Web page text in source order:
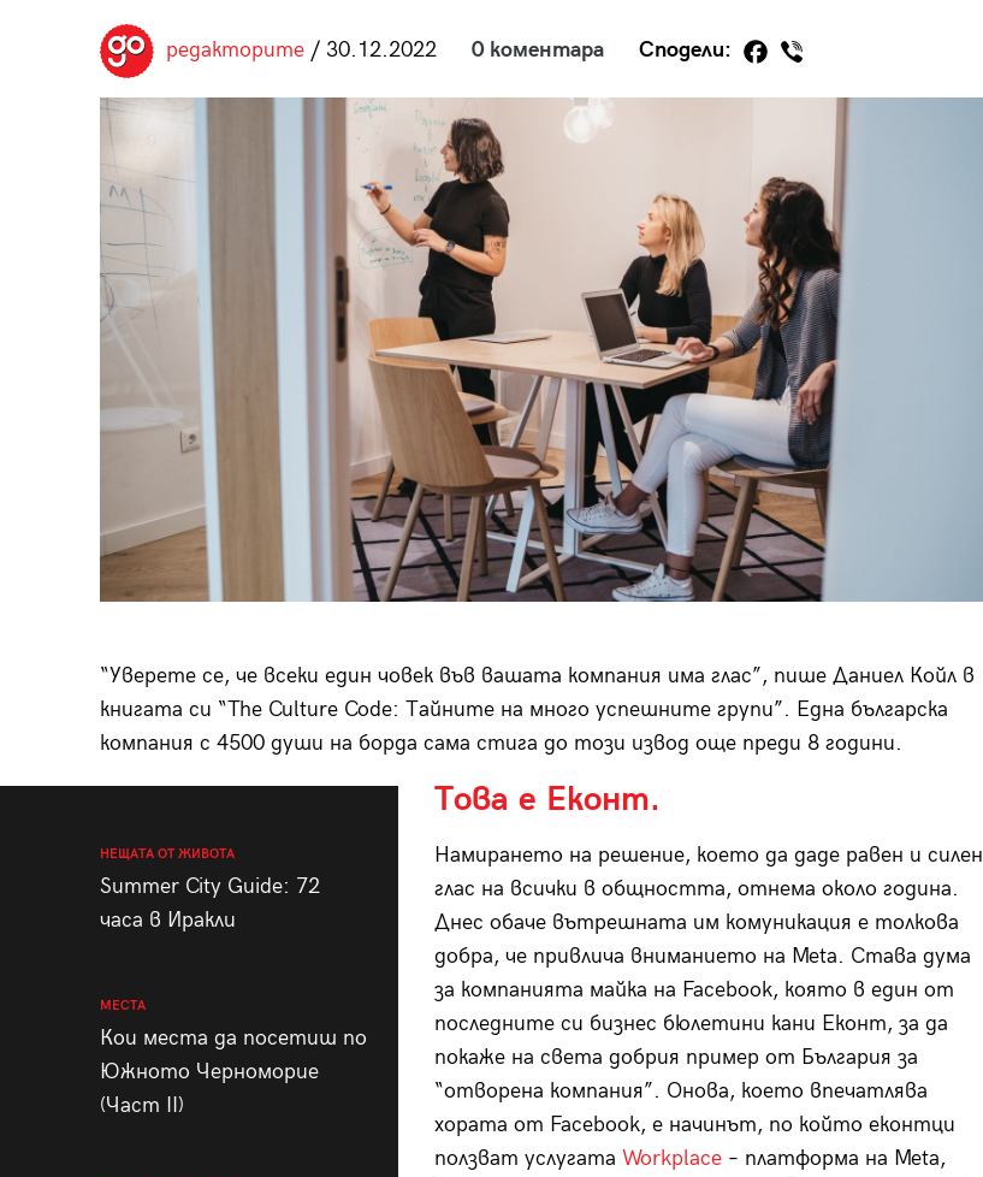
редакторите/ 30.12.2022 0 коментара Сподели:
“Уверете се, че всеки един човек във вашата компания има глас”, пише Даниел Койл в
книгата си “The Culture Code: Тайните на много успешните групи”. Една българска
компания с 4500 души на борда сама стига до този извод още преди 8 години.
НЕЩАТА ОТ ЖИВОТА
Summer City Guide: 72
часа в Иракли
МЕСТА
Кои места да посетиш по
Южното Черноморие
(Част II)
Това е Еконт.
Намирането на решение, което да даде равен и силен
глас на всички в общността, отнема около година.
Днес обаче вътрешната им комуникация е толкова
добра, че привлича вниманието на Meta. Става дума
за компанията майка на Facebook, която в един от
последните си бизнес бюлетини кани Еконт, за да
покаже на света добрия пример от България за
“отворена компания”. Онова, което впечатлява
хората от Facebook, e начинът, по който еконтци
ползват услугата Workplace – платформа на Meta,
28 /29 29/29